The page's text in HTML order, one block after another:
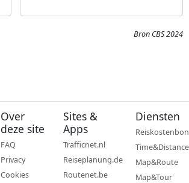
Bron CBS 2024
Over
deze site
FAQ
Privacy
Cookies
Sites &
Apps
Trafficnet.nl
Reiseplanung.de
Routenet.be
Diensten
Reiskostenbon
Time&Distance
Map&Route
Map&Tour